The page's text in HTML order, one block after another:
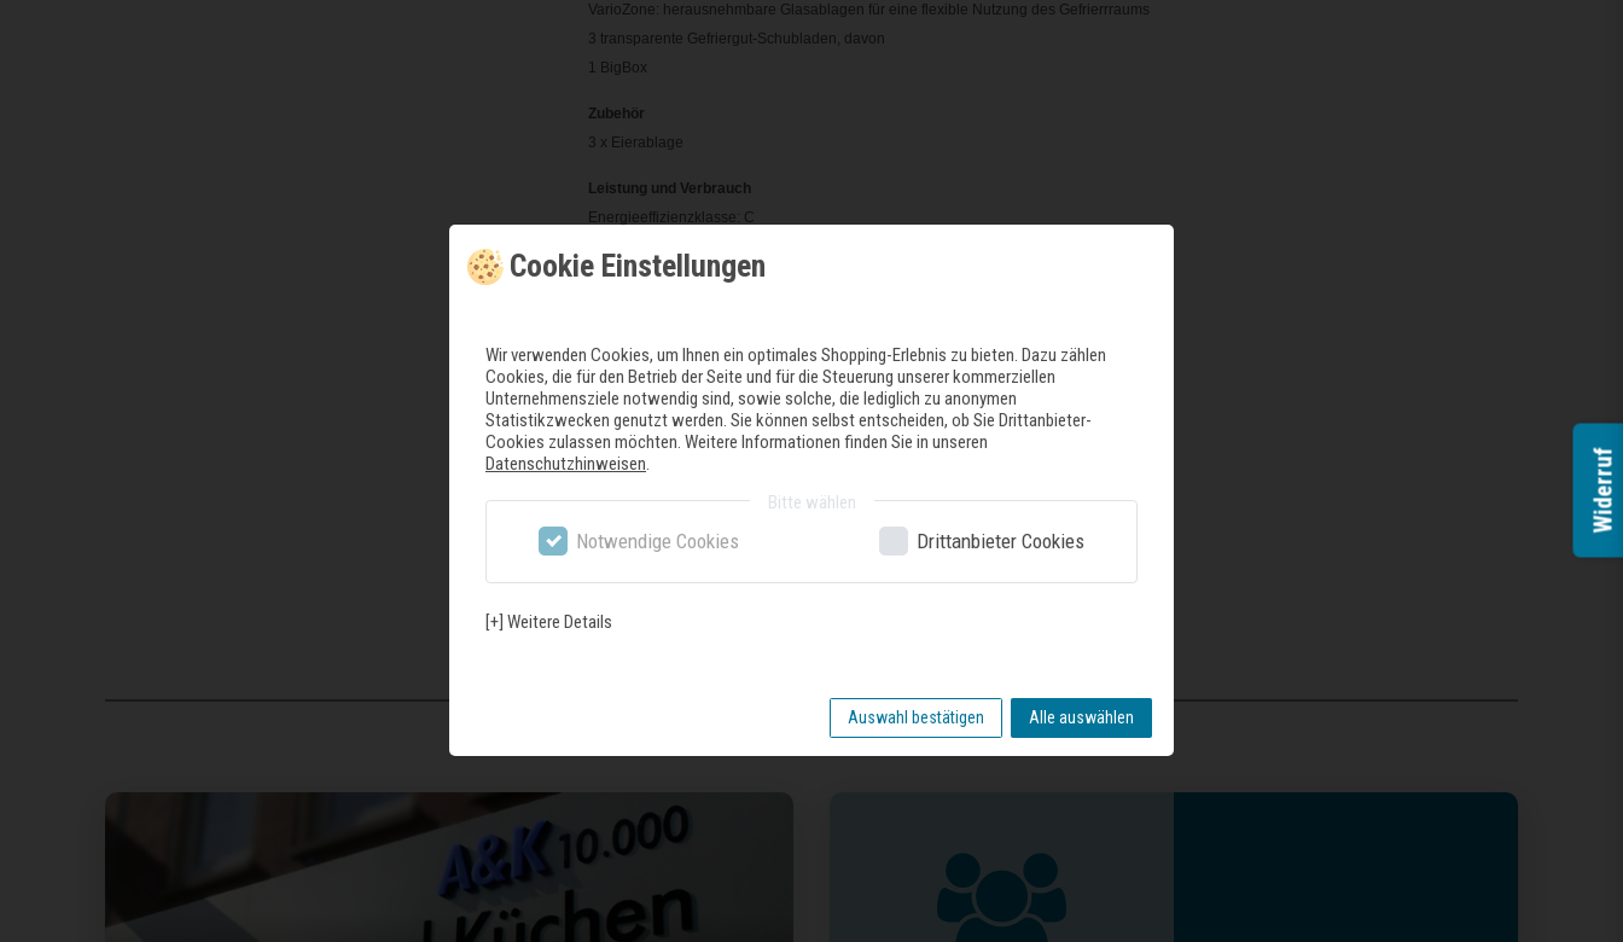
VarioZone: herausnehmbare Glasablagen für eine flexible Nutzung des Gefrierrraums
3 transparente Gefriergut-Schubladen, davon
1 BigBox
Zubehör
3 x Eierablage
Leistung und Verbrauch
Energieeffizienzklasse: C
Nutzinhalt Kühlfächer: 249 l
Energieverbrauch / Jahr: 149 kWh/a
Klimaklasse: SN-T
Geräuscheffizienzklasse / Geräusch-Wert: C / 38 dB
Temperature rise time : 18 h
Zuletzt gesehene Produkte
Cookie Einstellungen
Wir verwenden Cookies, um Ihnen ein optimales Shopping-Erlebnis zu bieten. Dazu zählen
Cookies, die für den Betrieb der Seite und für die Steuerung unserer kommerziellen
Unternehmensziele notwendig sind, sowie solche, die lediglich zu anonymen
Statistikzwecken genutzt werden. Sie können selbst entscheiden, ob Sie Drittanbieter-
Cookies zulassen möchten. Weitere Informationen finden Sie in unseren
Datenschutzhinweisen.
Bitte wählen
Notwendige Cookies Drittanbieter Cookies
[+] Weitere Details
Auswahl bestätigen Alle auswählen
Widerruf